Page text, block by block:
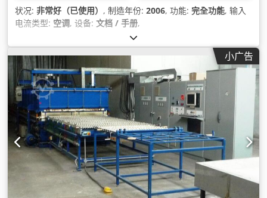
状况: 非常好（已使用） , 制造年份: 2006, 功能: 完全功能, 输入
电流类型: 空调, 设备: 文档 / 手册,
小广告